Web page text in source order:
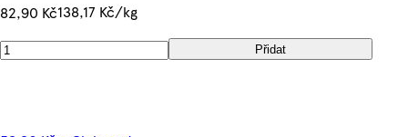
82,90 Kč138,17 Kč/kg
Přidat